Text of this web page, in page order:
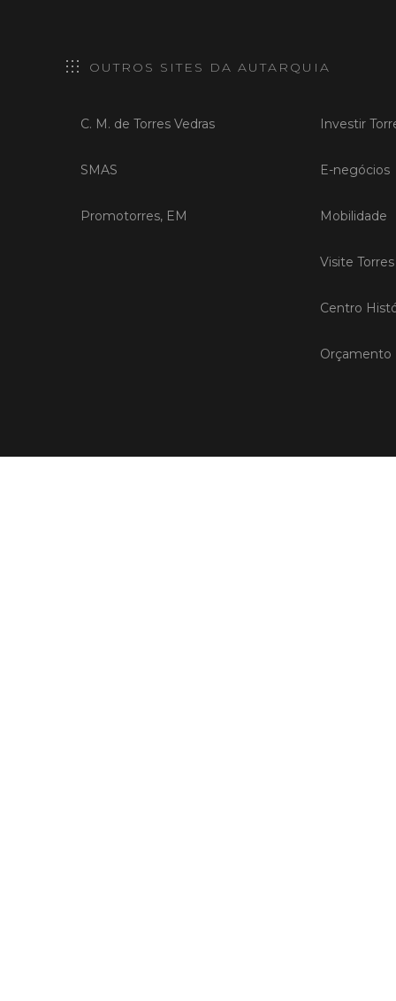
OUTROS SITES DA AUTARQUIA
C. M. de Torres Vedras
SMAS
Promotorres, EM
Investir
E-negócios
Mobilidade
Visite
Centro
Orçamento